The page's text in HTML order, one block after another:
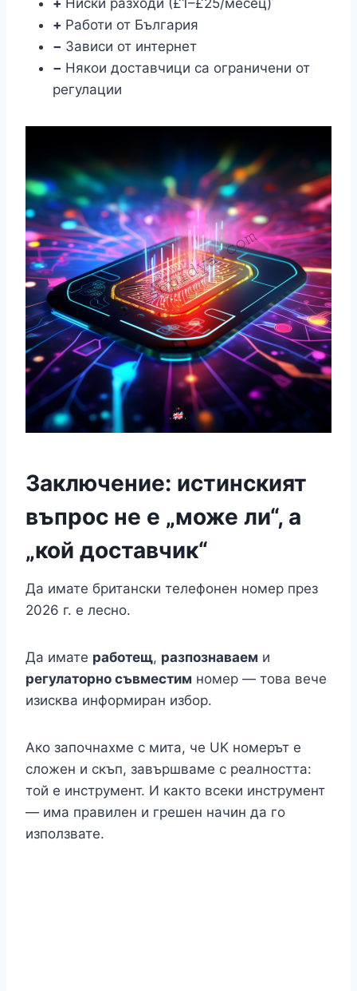
+ Ниски разходи (£1–£25/месец)
+ Работи от България
− Зависи от интернет
− Някои доставчици са ограничени от
регулации
Заключение: истинският
въпрос не е „може ли“, а
„кой доставчик“
Да имате британски телефонен номер през
2026 г. е лесно.
Да имате работещ, разпознаваем и
регулаторно съвместим номер — това вече
изисква информиран избор.
Ако започнахме с мита, че UK номерът е
сложен и скъп, завършваме с реалността:
той е инструмент. И както всеки инструмент
— има правилен и грешен начин да го
използвате.